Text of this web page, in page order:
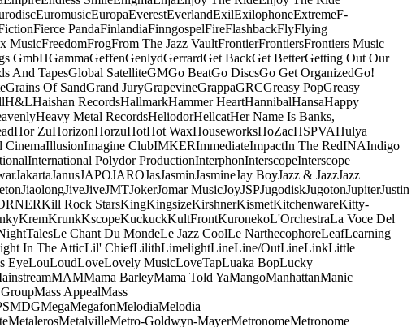
EuromusicEuropaEverestEverlandExilExilophoneExtremeF-
Fierce PandaFinlandiaFinngospelFireFlashbackFlyFlying
MusicFreedomFrogFrom The Jazz VaultFrontierFrontiersFrontiers Music
GmbHGammaGeffenGenlydGerrardGet BackGet BetterGetting Out Our
And TapesGlobal SatelliteGMGo BeatGo DiscsGo Get OrganizedGo!
Grains Of SandGrand JuryGrapevineGrappaGRCGreasy PopGreasy
H&LHaishan RecordsHallmarkHammer HeartHannibalHansaHappy
Heavy Metal RecordsHeliodorHellcatHer Name Is Banks,
Hor ZuHorizonHorzuHotHot WaxHouseworksHoZacHSPVAHulya
CinemaIllusionImagine ClubIMKERImmediateImpactIn The RedINAIndigo
International Polydor ProductionInterphonInterscopeInterscope
JakartaJanusJAPOJAROJasJasminJasmineJay BoyJazz & JazzJazz
JiaolongJiveJiveJMTJokerJomar MusicJoyJSPJugodiskJugotonJupiterJustin
Kill Rock StarsKingKingsizeKirshnerKismetKitchenwareKitty-
KremKrunkKscopeKuckuckKultFrontKuronekoL'OrchestraLa Voce Del
Le Chant Du MondeLe Jazz CoolLe NarthecophoreLeafLearning
In The AtticLil' ChiefLilithLimelightLineLine/OutLineLinkLittle
EyeLouLoudLoveLovely MusicLoveTapLuaka BopLucky
MAMMama BarleyMama Told YaMangoManhattanManic
Mass AppealMass
MDGMegaMegafonMelodiaMelodia
MetalerosMetalvilleMetro-Goldwyn-MayerMetronomeMetronome